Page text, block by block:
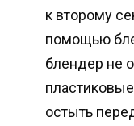
к второму
помощью
блендер не
остыть